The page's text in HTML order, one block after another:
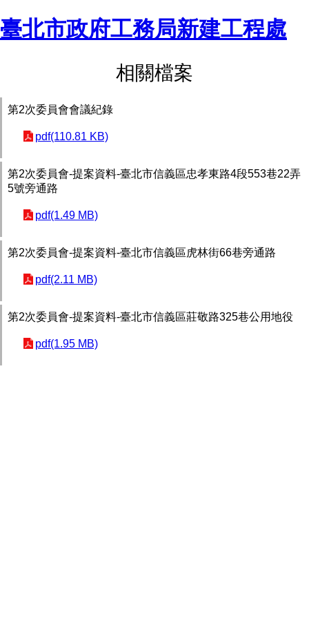
臺北市政府工務局新建工程處
相關檔案
第2次委員會會議紀錄
pdf(110.81 KB)
第2次委員會-提案資料-臺北市信義區忠孝東路4段553巷22弄
5號旁通路
pdf(1.49 MB)
第2次委員會-提案資料-臺北市信義區虎林街66巷旁通路
pdf(2.11 MB)
第2次委員會-提案資料-臺北市信義區莊敬路325巷公用地役
pdf(1.95 MB)